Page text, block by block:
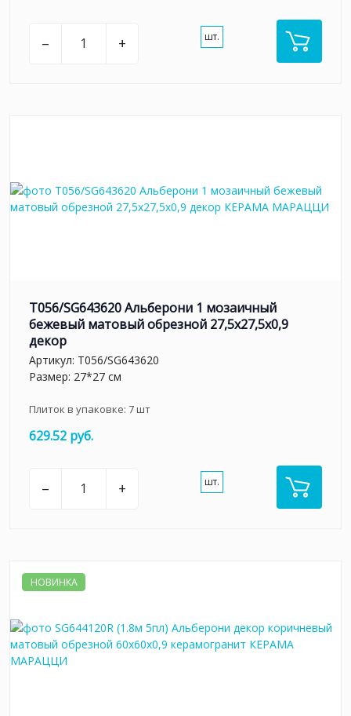
– + шт.
T056/SG643620 Альберони 1 мозаичный
бежевый матовый обрезной 27,5x27,5x0,9
декор
Артикул: T056/SG643620
Размер: 27*27 см
Плиток в упаковке: 7шт
629.52 руб.
– + шт.
НОВИНКА